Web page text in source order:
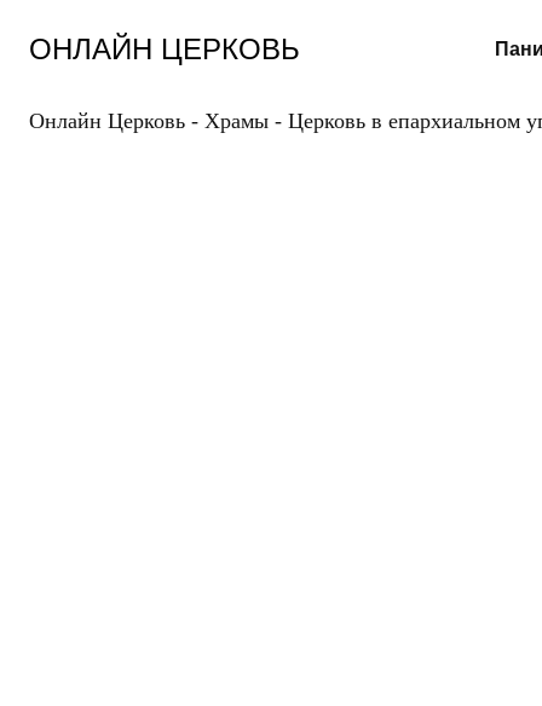
содержанию
ОНЛАЙН ЦЕРКОВЬ
Онлайн Церковь - Храмы - Церковь в епархиальном